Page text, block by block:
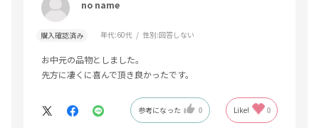
no name
購入確認済み 年代:60代 性別:回答しない
お中元の品物としました。
先方に凄くに喜んで頂き良かったです。
参考になった 0 Like! 0